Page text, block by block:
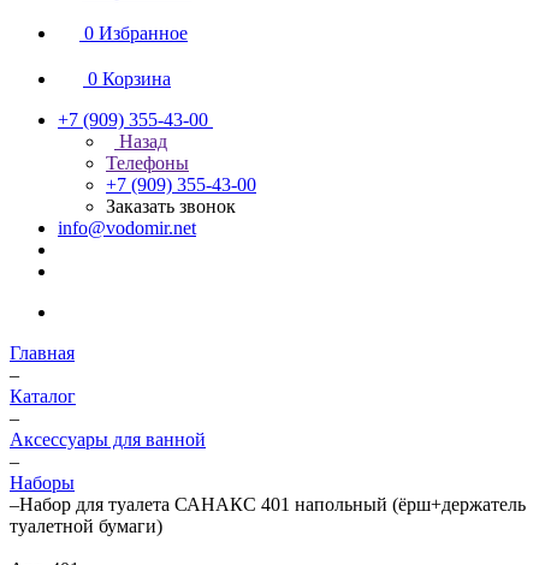
0 Избранное
0 Корзина
+7 (909) 355-43-00
Назад
Телефоны
+7 (909) 355-43-00
Заказать звонок
info@vodomir.net
Главная
–
Каталог
–
Аксессуары для ванной
–
Наборы
–Набор для туалета САНАКС 401 напольный (ёрш+держатель
туалетной бумаги)